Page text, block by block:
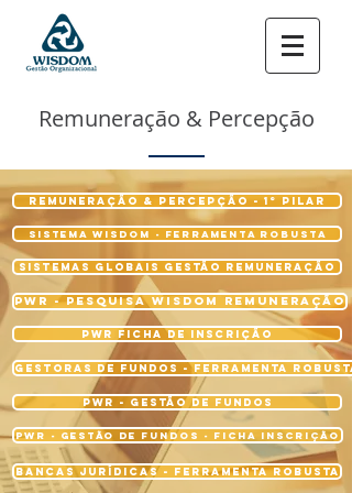
Remuneração & Percepção
Remuneração & Percepção - 1º Pilar
Sistema Wisdom - Ferramenta Robusta
Sistemas Globais Gestão Remuneração
PWR - Pesquisa WISDOM Remuneração
PWR Ficha de Inscrição
Gestoras de Fundos - Ferramenta
PWR - Gestão de Fundos
PWR - Gestão de Fundos - FICHA INSCRIÇÃO
BANCAS JURÍDICAS - Ferramenta Robusta